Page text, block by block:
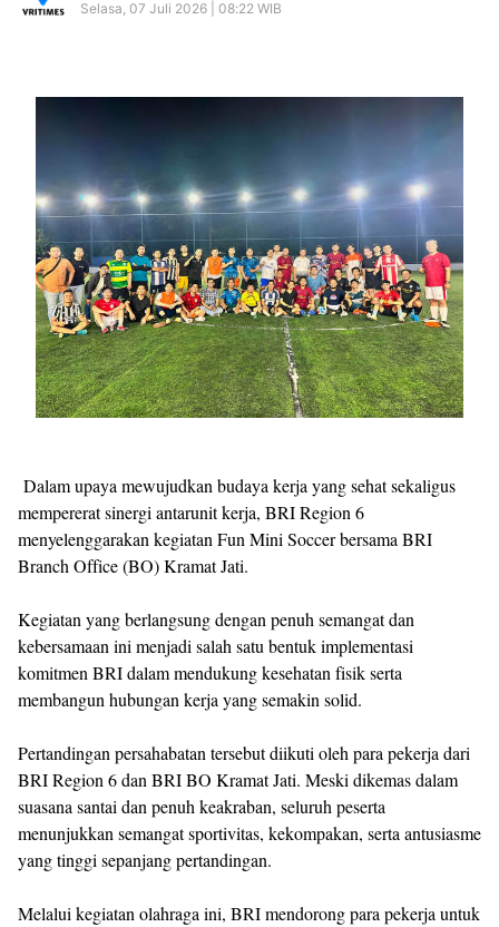
Selasa, 07 Juli 2026 | 08:22 WIB
Dalam upaya mewujudkan budaya kerja yang sehat sekaligus
mempererat sinergi antarunit kerja, BRI Region 6
menyelenggarakan kegiatan Fun Mini Soccer bersama BRI
Branch Office (BO) Kramat Jati.
Kegiatan yang berlangsung dengan penuh semangat dan
kebersamaan ini menjadi salah satu bentuk implementasi
komitmen BRI dalam mendukung kesehatan fisik serta
membangun hubungan kerja yang semakin solid.
Pertandingan persahabatan tersebut diikuti oleh para pekerja dari
BRI Region 6 dan BRI BO Kramat Jati. Meski dikemas dalam
suasana santai dan penuh keakraban, seluruh peserta
menunjukkan semangat sportivitas, kekompakan, serta antusiasme
yang tinggi sepanjang pertandingan.
Melalui kegiatan olahraga ini, BRI mendorong para pekerja untuk